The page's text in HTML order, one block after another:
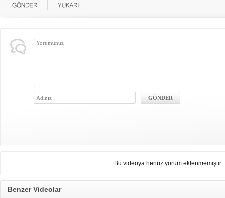
Bu videoya henüz yorum eklenmemiştir.
Benzer Videolar